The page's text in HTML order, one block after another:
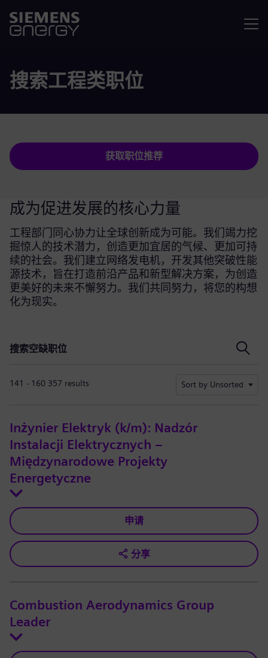
搜索工程类职位
获取职位推荐
成为促进发展的核心力量
工程部门同心协力让全球创新成为可能。我们竭力挖
掘惊人的技术潜力，创造更加宜居的气候、更加可持
续的社会。我们建立网络发电机，开发其他突破性能
源技术，旨在打造前沿产品和新型解决方案，为创造
更美好的未来不懈努力。我们共同努力，将您的构想
化为现实。
搜索空缺职位
141 - 160 357 results Sort by Unsorted
Inżynier Elektryk (k/m): Nadzór
Instalacji Elektrycznych –
Międzynarodowe Projekty
Energetyczne
申请
分享
Combustion Aerodynamics Group
Leader